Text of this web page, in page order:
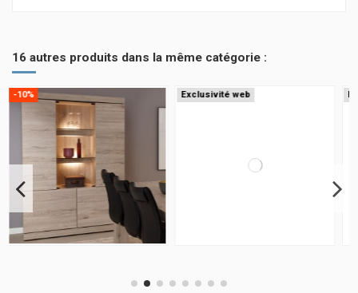
16 autres produits dans la même catégorie :
Exclusivité web Exclusivité web